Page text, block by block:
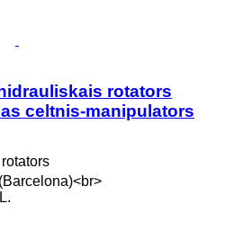
rotators
celtnis-manipulators